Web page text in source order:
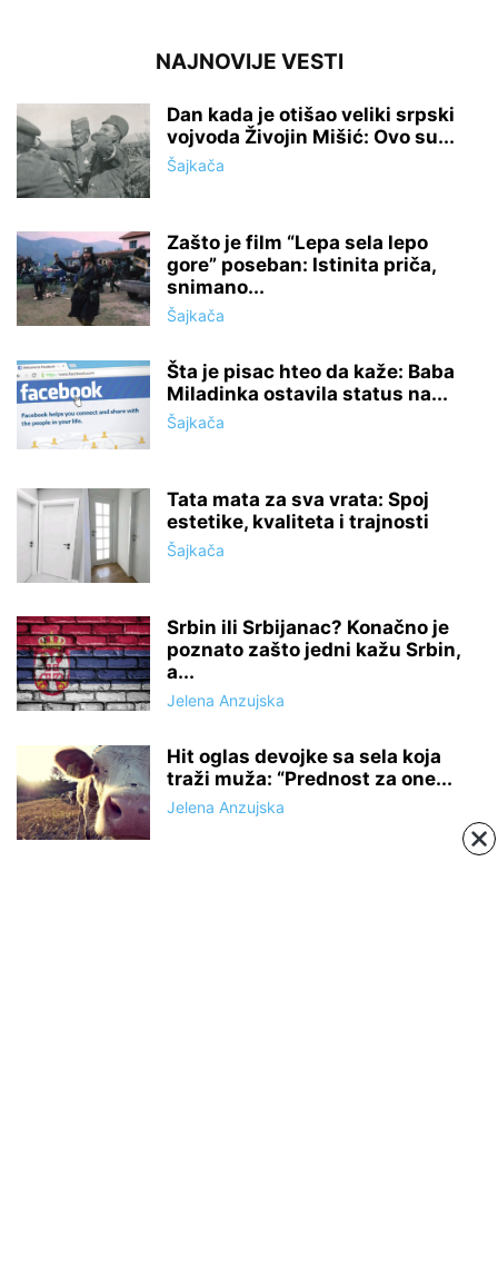
NAJNOVIJE VESTI
Dan kada je otišao veliki srpski
vojvoda Živojin Mišić: Ovo su...
Šajkača
Zašto je film “Lepa sela lepo
gore” poseban: Istinita priča,
snimano...
Šajkača
Šta je pisac hteo da kaže: Baba
Miladinka ostavila status na...
Šajkača
Tata mata za sva vrata: Spoj
estetike, kvaliteta i trajnosti
Šajkača
Srbin ili Srbijanac? Konačno je
poznato zašto jedni kažu Srbin,
a...
Jelena Anzujska
Hit oglas devojke sa sela koja
traži muža: “Prednost za one...
Jelena Anzujska